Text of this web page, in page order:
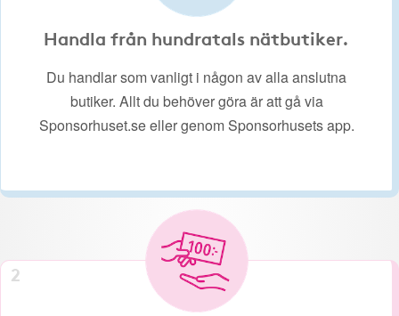
Handla från hundratals nätbutiker.
Du handlar som vanligt i någon av alla anslutna
butiker. Allt du behöver göra är att gå via
Sponsorhuset.se eller genom Sponsorhusets app.
2